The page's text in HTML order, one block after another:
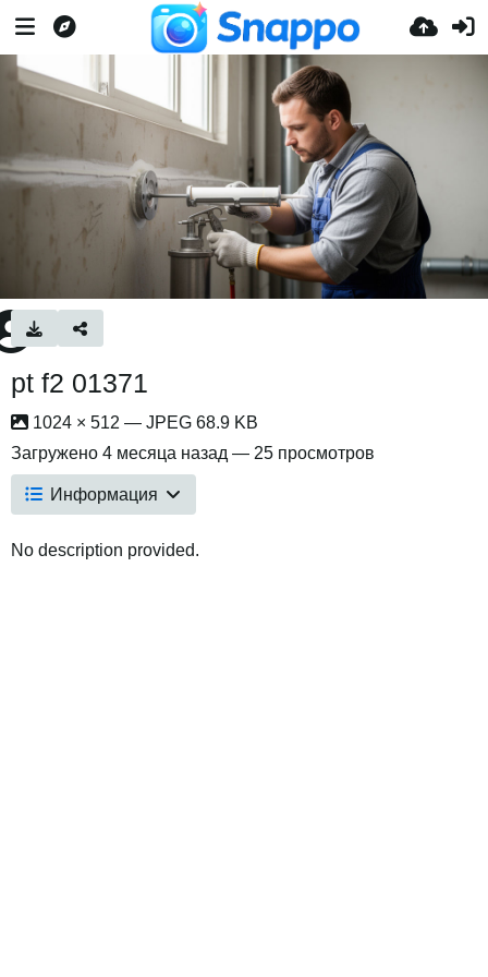
pt f2 01371
1024 × 512 — JPEG 68.9 KB
Загружено 4 месяца назад — 25 просмотров
Информация
No description provided.